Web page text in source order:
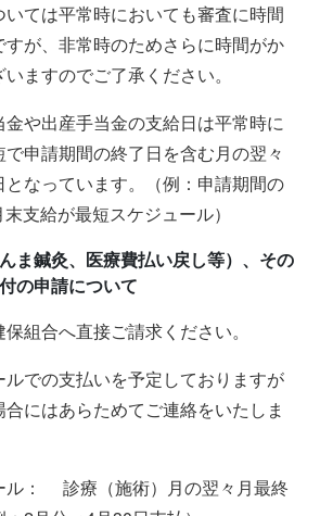
ては平常時においても審査に時間
すが、非常時のためさらに時間がか
ますのでご了承ください。
金や出産手当金の支給日は平常時に
申請期間の終了日を含む月の翌々
となっています。（例：申請期間の
支給が最短スケジュール）
ま鍼灸、医療費払い戻し等）、その
の申請について
組合へ直接ご請求ください。
での支払いを予定しておりますが
にはあらためてご連絡をいたしま
ル： 診療（施術）月の翌々月最終